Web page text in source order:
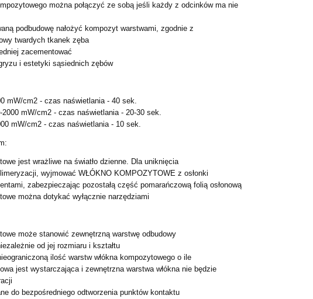
można połączyć ze sobą jeśli każdy z odcinków manie
podbudowę nałożyć kompozyt warstwami, zgodnie z
twardych tkanek zęba
zacementować
i estetyki sąsiednich zębów
mW/cm2 - czas naświetlania - 40 sek.
mW/cm2 - czas naświetlania - 20-30 sek.
mW/cm2 - czas naświetlania - 10 sek.
jest wrażliwe na światło dzienne. Dla uniknięcia
wyjmować WŁÓKNO KOMPOZYTOWE z osłonki
zabezpieczając pozostałą część pomarańczową folią osłonową
można dotykać wyłącznie narzędziami
może stanowić zewnętrzną warstwę odbudowy
od jej rozmiaru i kształtu
ilość warstw włókna kompozytowego o ile
jest wystarczająca i zewnętrzna warstwa włókna nie będzie
do bezpośredniego odtworzenia punktów kontaktu